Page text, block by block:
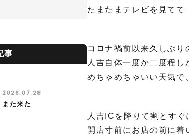
たまたまテレビを見て
コロナ禍前以来久しぶり
人吉自体一度か二度程し
めちゃめちゃいい天気で
人吉ICを降りて割とすぐ
開店寸前にお店の前に着
事
2026.07.28
また来た